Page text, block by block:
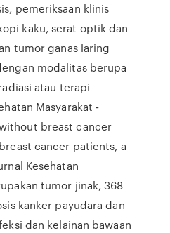
pemeriksaan klinis
kaku, serat optik dan
tumor ganas laring
modalitas berupa
atau terapi
Masyarakat -
breast cancer
cancer patients, a
Kesehatan
tumor jinak, 368
kanker payudara dan
dan kelainan bawaan